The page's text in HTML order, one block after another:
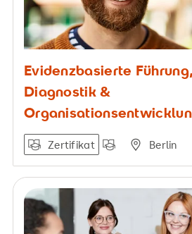
Evidenzbasierte Führung,
Diagnostik &
Zertifikat Berlin